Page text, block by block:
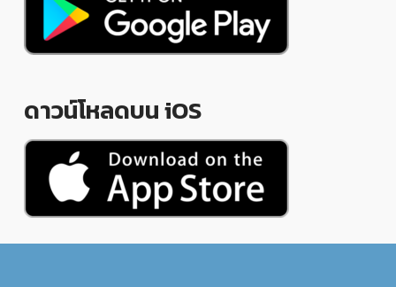
ดาวน์โหลดบน iOS